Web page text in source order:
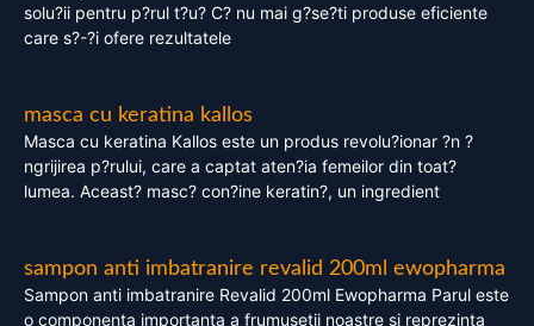
solu?ii pentru p?rul t?u? C? nu mai g?se?ti produse eficiente
care s?-?i ofere rezultatele
masca cu keratina kallos
Masca cu keratina Kallos este un produs revolu?ionar ?n ?
ngrijirea p?rului, care a captat aten?ia femeilor din toat?
lumea. Aceast? masc? con?ine keratin?, un ingredient
sampon anti imbatranire revalid 200ml ewopharma
Sampon anti imbatranire Revalid 200ml Ewopharma Parul este
o componenta importanta a frumusetii noastre si reprezinta